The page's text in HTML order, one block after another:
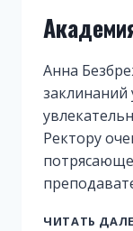
Анна
заклинаний
Ректору
ЧИТАТЬ